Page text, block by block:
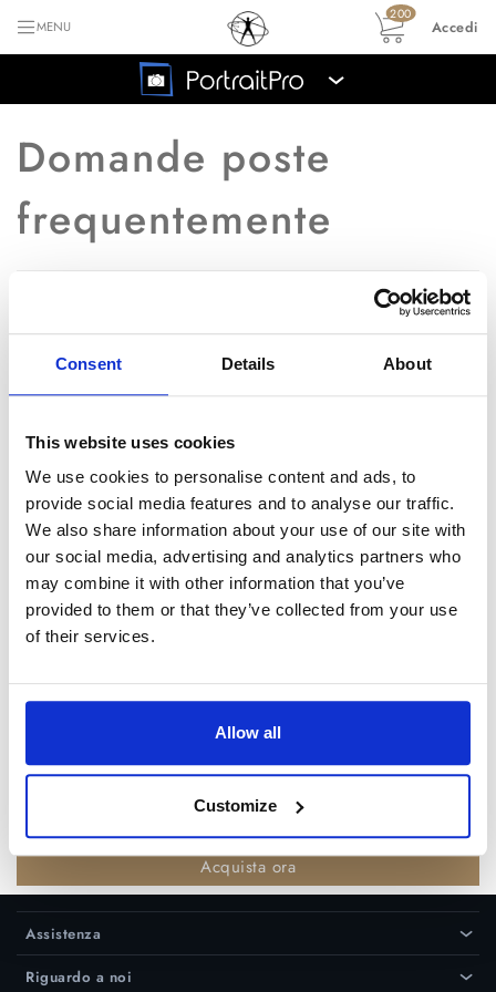
Consent Details About
This website uses cookies
We use cookies to personalise content and ads, to
provide social media features and to analyse our traffic.
We also share information about your use of our site with
our social media, advertising and analytics partners who
may combine it with other information that you’ve
provided to them or that they’ve collected from your use
of their services.
Allow all
Customize
MENU
200
Accedi
›
Domande poste
frequentemente
Posso lavorare su
un'immagine che mostra
più di una persona?
A
Certo che puoi. Quando hai finito
di lavorare su un viso, premi il
pulsante "Avanti" e seleziona
"Migliora un altro viso nella foto"
dal menu' a tendina (o dal menu'
File in alto a sinistra). Questo ti
elaborazione della foto e ti
Prova gratuita
Acquista ora
Assistenza ›
Riguardo a noi ›